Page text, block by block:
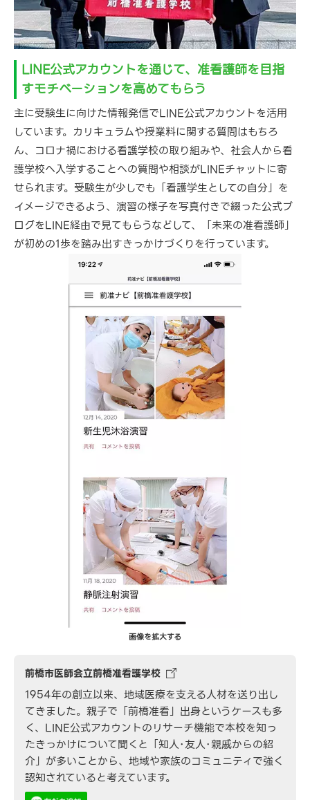
LINE公式アカウントを通じて、准看護師を目指
すモチベーションを高めてもらう
主に受験生に向けた情報発信でLINE公式アカウントを活用
しています。カリキュラムや授業料に関する質問はもちろ
ん、コロナ禍における看護学校の取り組みや、社会人から看
護学校へ入学することへの質問や相談がLINEチャットに寄
せられます。受験生が少しでも「看護学生としての自分」を
イメージできるよう、演習の様子を写真付きで綴った公式ブ
ログをLINE経由で見てもらうなどして、「未来の准看護師」
が初めの1歩を踏み出すきっかけづくりを行っています。
画像を拡大する
前橋市医師会立前橋准看護学校
1954年の創立以来、地域医療を支える人材を送り出し
てきました。親子で「前橋准看」出身というケースも多
く、LINE公式アカウントのリサーチ機能で本校を知っ
たきっかけについて聞くと「知人･友人･親戚からの紹
介」が多いことから、地域や家族のコミュニティで強く
認知されていると考えています。